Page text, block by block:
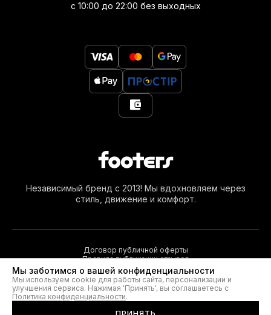
Независимый бренд с 2013! Мы вдохновляем через
стиль, движение и комфорт.
с 10:00 до 22:00 без выходных
© 2026. Footers®
Договор публичной оферты
Правила публикации отзывов
Мы заботимся о вашей конфиденциальности
Мы используем cookie для работы сайта, персонализации и
улучшения сервиса. Нажимая 'Принять', вы соглашаетесь с
Политика конфиденциальности.